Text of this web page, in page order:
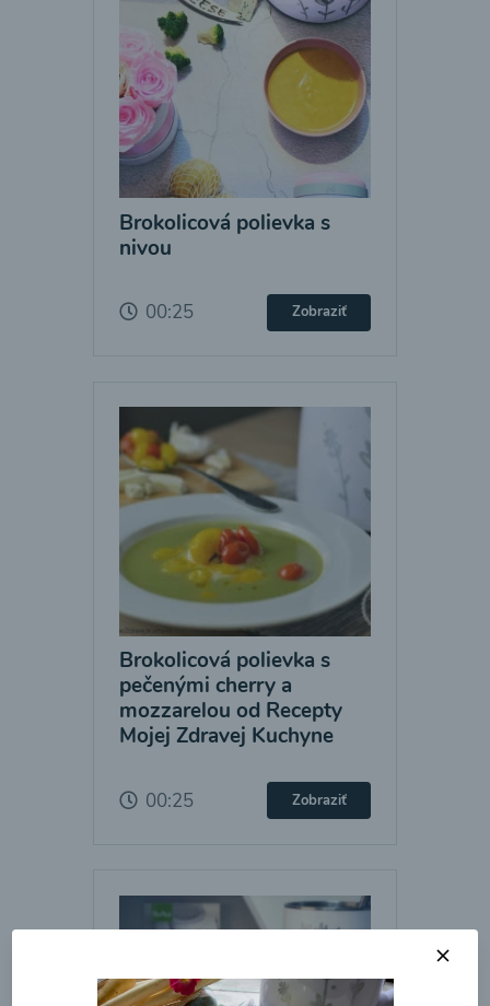
Brokolicová polievka s
nivou
00:25 Zobraziť
Brokolicová polievka s
pečenými cherry a
mozzarelou od Recepty
Mojej Zdravej Kuchyne
00:25 Zobraziť